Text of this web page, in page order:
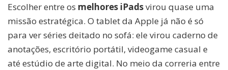
Escolher entre os melhores iPadsvirou quase uma
missão estratégica. O tablet da Apple já não é só
para ver séries deitado no sofá: ele virou caderno de
anotações, escritório portátil, videogame casual e
até estúdio de arte digital. No meio da correria entre